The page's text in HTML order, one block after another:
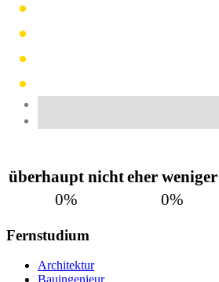
überhaupt nichteher weniger
0%
0%
Fernstudium
Architektur